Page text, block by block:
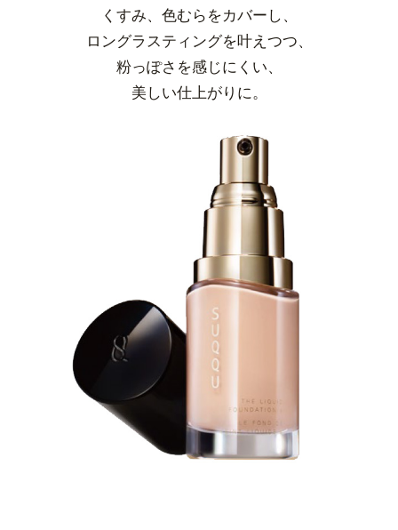
くすみ、色むらをカバーし、
ロングラスティングを叶えつつ、
粉っぽさを感じにくい、
美しい仕上がりに。